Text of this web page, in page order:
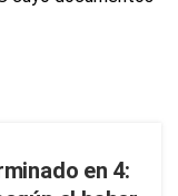
en 4: